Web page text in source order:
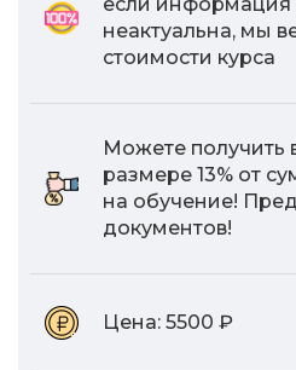
неактуальна, мы
стоимости курса
Можете получить
размере 13% от
на обучение!
документов!
Цена: 5500 ₽